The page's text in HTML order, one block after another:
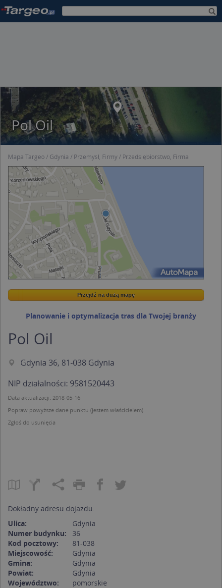
Pol Oil
Mapa Targeo Gdynia Przemysł, Firmy Przedsiębiorstwo, Firma
Wstaw tę mapkę na swoją stronę
Przejdź na dużą mapę
Przejdź na dużą mapę
Planowanie i optymalizacja tras dla Twojej branży
Pol Oil
Gdynia 36, 81-038 Gdynia
NIP działalności: 9581520443
Data aktualizacji: 2018-05-16
Popraw powyższe dane punktu (jestem właścicielem).
Zgłoś do usunięcia
Dokładny adresu dojazdu:
Ulica:
Gdynia
Numer budynku:
36
Kod pocztowy:
81-038
Miejscowość:
Gdynia
Gmina:
Gdynia
Powiat:
Gdynia
Województwo:
pomorskie